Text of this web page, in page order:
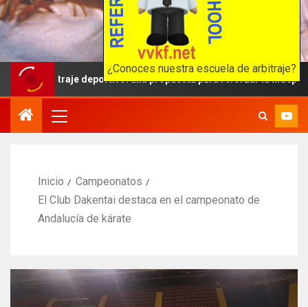
¿Conoces nuestra escuela de arbitraje?
El karate en internet
deportivo: una propuesta para reforzar la independencia
Inicio
Campeonatos
El Club Dakentai destaca en el campeonato de
Andalucía de kárate